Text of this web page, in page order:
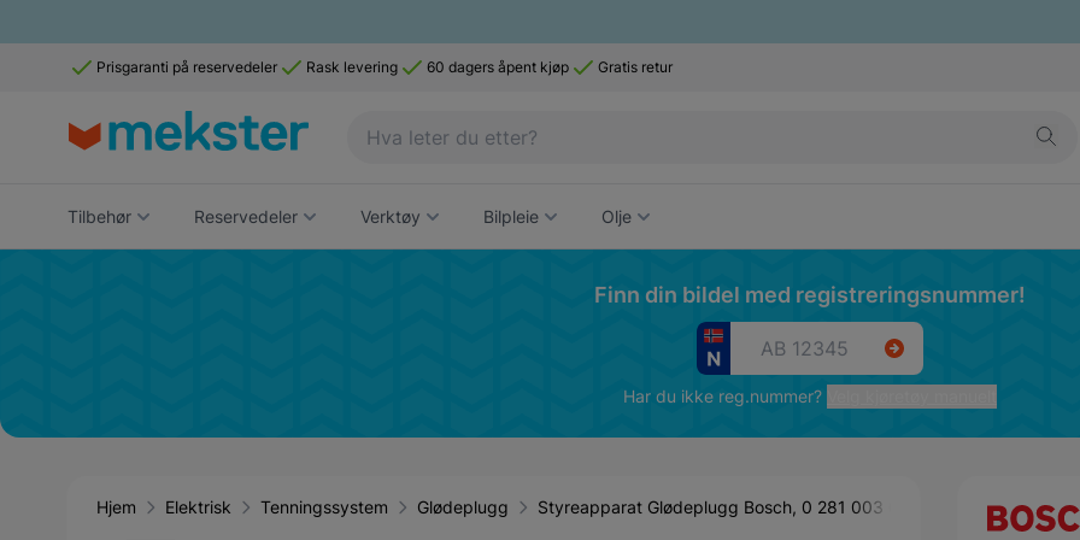
Prisgaranti på reservedeler Rask levering 60 dagers åpent kjøp Gratis retur
Tilbehør Reservedeler Verktøy Bilpleie Olje
Finn din bildel med registreringsnummer!
Har du ikke reg.nummer?
Hjem Elektrisk Tenningssystem Glødeplugg Styreapparat Glødeplugg Bosch, 0 281 003 099 Reservedeler